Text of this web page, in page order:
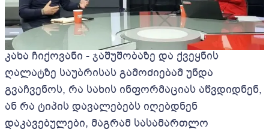
კახა ჩიქოვანი - ჯაშუშობაზე და ქვეყნის
ღალატზე საუბრისას გამოძიებამ უნდა
გვაჩვენოს, რა სახის ინფორმაციას აწვდიდნენ,
ან რა ტიპის დავალებებს იღებდნენ
დაკავებულები, მაგრამ სასამართლო